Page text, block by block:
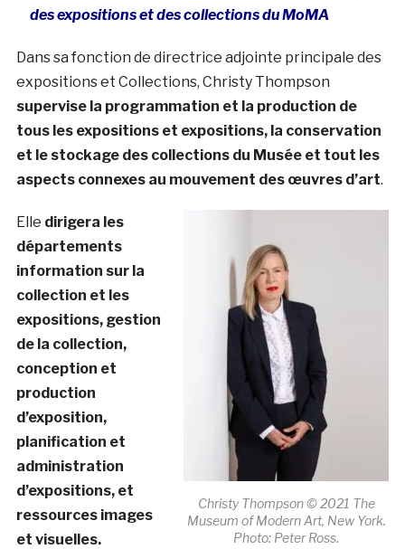
des expositions et des collections du MoMA
Dans sa fonction de directrice adjointe principale des
expositions et Collections, Christy Thompson
supervise la programmation et la production de
tous les expositions et expositions, la conservation
et le stockage des collections du Musée et tout les
aspects connexes au mouvement des œuvres d’art.
Christy Thompson © 2021 The
Museum of Modern Art, New York.
Photo: Peter Ross.
Elle dirigera les
départements
information sur la
collection et les
expositions, gestion
de la collection,
conception et
production
d’exposition,
planification et
administration
d’expositions, et
ressources images
et visuelles.